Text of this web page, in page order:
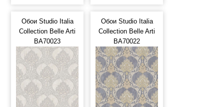
Обои Studio Italia
Collection Belle Arti
BA70023
Обои Studio Italia
Collection Belle Arti
BA70022